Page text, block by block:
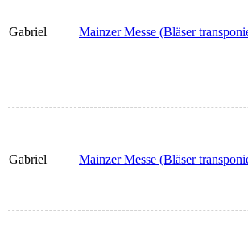
Gabriel Mainzer Messe (Bläser
Gabriel Mainzer Messe (Bläser